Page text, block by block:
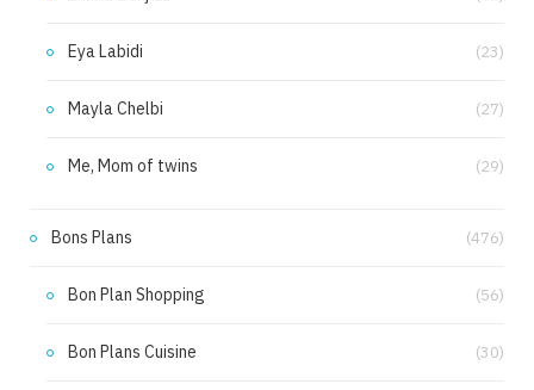
Eya Labidi (23)
Mayla Chelbi (27)
Me, Mom of twins (29)
Bons Plans (476)
Bon Plan Shopping (56)
Bon Plans Cuisine (30)